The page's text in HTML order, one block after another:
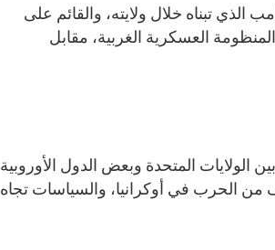
الذي تبناه خلال ولايته، والقائم على
العسكرية الغربية، مقابل
الولايات المتحدة وبعض الدول الأوروبية
من الحرب في أوكرانيا، والسياسات تجاه